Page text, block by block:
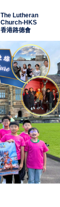
The Lutheran
Church-HKS
香港路德會